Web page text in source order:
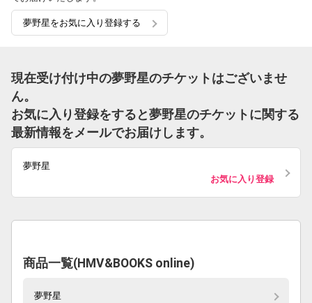
夢野星をお気に入り登録する
現在受け付け中の夢野星のチケットはございませ
ん。
お気に入り登録をすると夢野星のチケットに関する
最新情報をメールでお届けします。
夢野星
お気に入り登録
商品一覧(HMV&BOOKS online)
夢野星